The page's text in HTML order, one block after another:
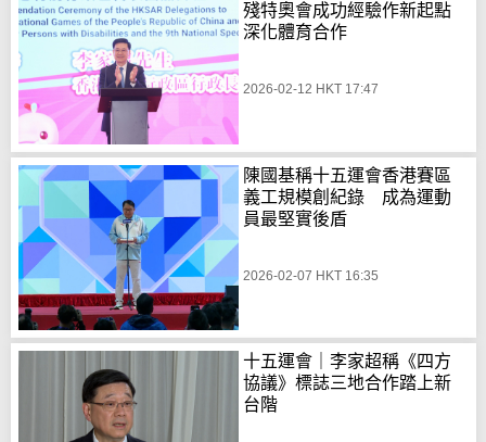
殘特奧會成功經驗作新起點
深化體育合作
2026-02-12 HKT 17:47
陳國基稱十五運會香港賽區
義工規模創紀錄 成為運動
員最堅實後盾
2026-02-07 HKT 16:35
十五運會｜李家超稱《四方
協議》標誌三地合作踏上新
台階